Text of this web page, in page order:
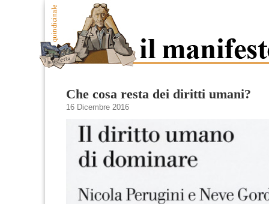
Che cosa resta dei diritti umani?
16 Dicembre 2016